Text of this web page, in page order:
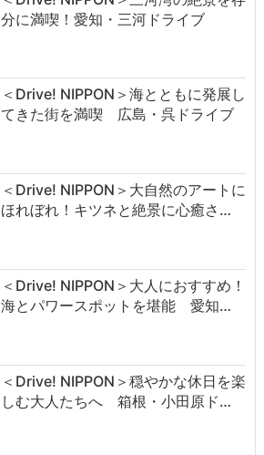
分に満喫！愛知・三河ドライブ
＜Drive! NIPPON＞海とともに発展し
てきた街を満喫 広島・呉ドライブ
＜Drive! NIPPON＞大自然のアートに
ほれぼれ！キツネと絶景に心癒さ…
＜Drive! NIPPON＞大人におすすめ！
海とパワースポットを堪能 愛知…
＜Drive! NIPPON＞穏やかな休日を楽
しむ大人たちへ 箱根・小田原ド…